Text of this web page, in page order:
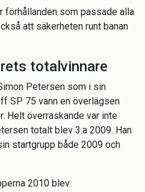
förhållanden som passade alla
att säkerheten runt banan
totalvinnare
Petersen som i sin
SP 75 vann en överlägsen
Helt överraskande var inte
totalt blev 3:a 2009. Han
startgrupp både 2009 och
2010 blev: